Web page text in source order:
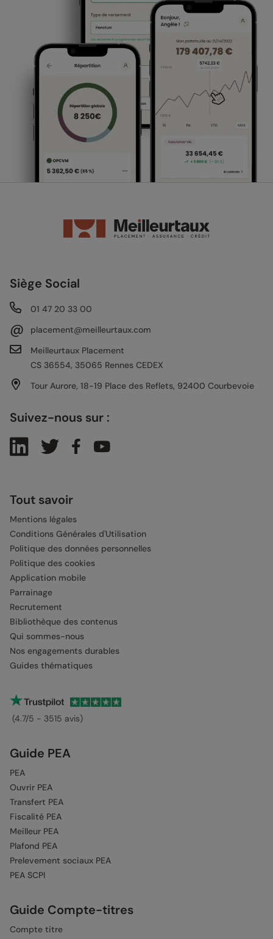
Siège Social
01 47 20 33 00
@
placement@meilleurtaux.com
Meilleurtaux Placement
CS 36554, 35065 Rennes CEDEX
Tour Aurore, 18-19 Place des Reflets, 92400 Courbevoie
Suivez-nous sur :
Tout savoir
Mentions légales
Conditions Générales d'Utilisation
Politique des données personnelles
Politique des cookies
Application mobile
Parrainage
Recrutement
Bibliothèque des contenus
Qui sommes-nous
Nos engagements durables
Guides thématiques
(4.7/5 - 3515 avis)
Guide PEA
PEA
Ouvrir PEA
Transfert PEA
Fiscalité PEA
Meilleur PEA
Plafond PEA
Prelevement sociaux PEA
PEA SCPI
Guide Compte-titres
Compte titre